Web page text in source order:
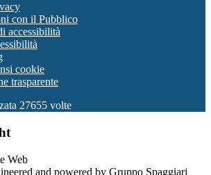
con il Pubblico
accessibilità
cookie
trasparente
27655 volte
and powered by Gruppo Spaggiari